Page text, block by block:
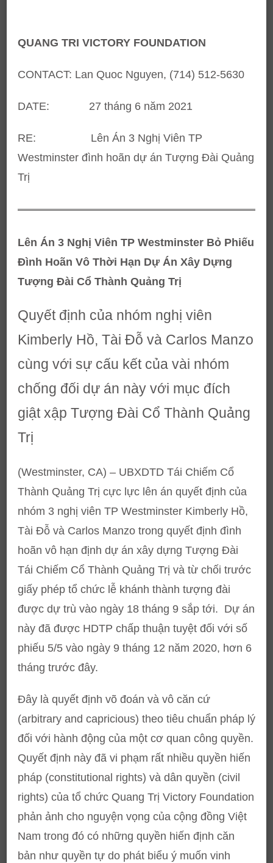
QUANG TRI VICTORY FOUNDATION
CONTACT: Lan Quoc Nguyen, (714) 512-5630
DATE: 27 tháng 6 năm 2021
RE: Lên Án 3 Nghị Viên TP
Westminster đình hoãn dự án Tượng Đài Quảng
Trị
Lên Án 3 Nghị Viên TP Westminster Bỏ Phiếu
Đình Hoãn Vô Thời Hạn Dự Án Xây Dựng
Tượng Đài Cổ Thành Quảng Trị
Quyết định của nhóm nghị viên
Kimberly Hồ, Tài Đỗ và Carlos Manzo
cùng với sự cấu kết của vài nhóm
chống đối dự án này với mục đích
giật xập Tượng Đài Cổ Thành Quảng
Trị
(Westminster, CA) – UBXDTD Tái Chiếm Cổ
Thành Quảng Trị cực lực lên án quyết định của
nhóm 3 nghị viên TP Westminster Kimberly Hồ,
Tài Đỗ và Carlos Manzo trong quyết định đình
hoãn vô hạn định dự án xây dựng Tượng Đài
Tái Chiếm Cổ Thành Quảng Trị và từ chối trước
giấy phép tổ chức lễ khánh thành tượng đài
được dự trù vào ngày 18 tháng 9 sắp tới. Dự án
này đã được HDTP chấp thuận tuyệt đối với số
phiếu 5/5 vào ngày 9 tháng 12 năm 2020, hơn 6
tháng trước đây.
Đây là quyết định võ đoán và vô căn cứ
(arbitrary and capricious) theo tiêu chuẩn pháp lý
đối với hành động của một cơ quan công quyền.
Quyết định này đã vi phạm rất nhiều quyền hiến
pháp (constitutional rights) và dân quyền (civil
rights) của tổ chức Quang Trị Victory Foundation
phản ảnh cho nguyện vọng của cộng đồng Việt
Nam trong đó có những quyền hiến định căn
bản như quyền tự do phát biểu ý muốn vinh